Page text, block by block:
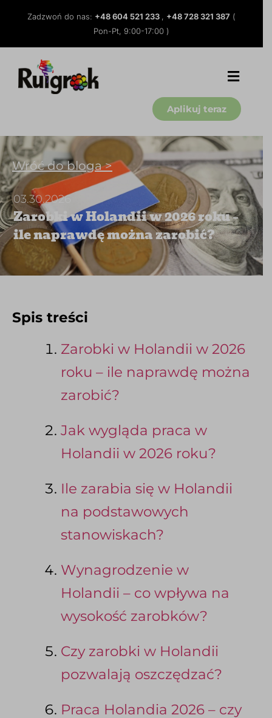
Zadzwoń do nas: +48 604 521 233 , +48 728 321 387 (
Pon-Pt, 9:00-17:00 )
Aplikuj teraz
03.30.2026
Zarobki w Holandii w 2026 roku –
ile naprawdę można zarobić?
Wróć do bloga >
Spis treści
Zarobki w Holandii w 2026
roku – ile naprawdę można
zarobić?
Jak wygląda praca w
Holandii w 2026 roku?
Ile zarabia się w Holandii
na podstawowych
stanowiskach?
Wynagrodzenie w
Holandii – co wpływa na
wysokość zarobków?
Czy zarobki w Holandii
pozwalają oszczędzać?
Praca Holandia 2026 – czy